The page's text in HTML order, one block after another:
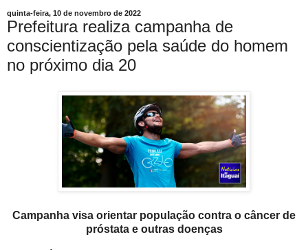
quinta-feira, 10 de novembro de 2022
Prefeitura realiza campanha de
conscientização pela saúde do homem
no próximo dia 20
Campanha visa orientar população contra o câncer de
próstata e outras doenças